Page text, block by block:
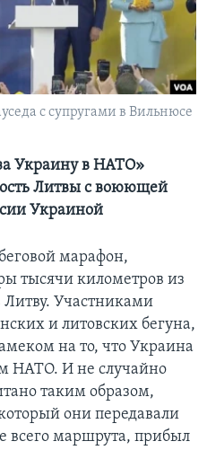
с супругами в Вильнюсе
Украину в НАТО»
Литвы с воюющей
Украиной
марафон,
тысячи километров из
Участниками
и литовских бегуна,
на то, что Украина
НАТО. И не случайно
таким образом,
они передавали
всего маршрута, прибыл